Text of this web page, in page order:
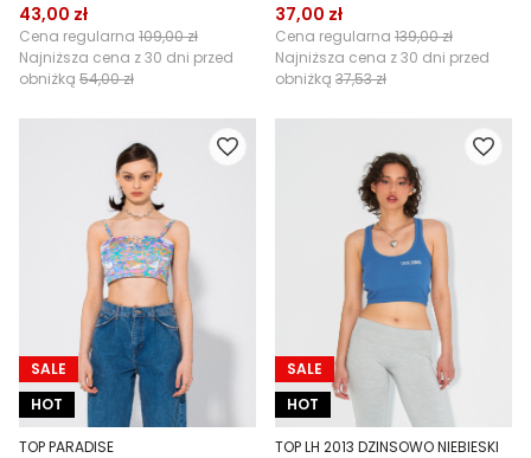
43,00 zł
Cena regularna 109,00 zł
Najniższa cena z 30 dni przed
obniżką 54,00 zł
37,00 zł
Cena regularna 139,00 zł
Najniższa cena z 30 dni przed
obniżką 37,53 zł
SALE
HOT
TOP PARADISE
SALE
HOT
TOP LH 2013 DZINSOWO NIEBIESKI